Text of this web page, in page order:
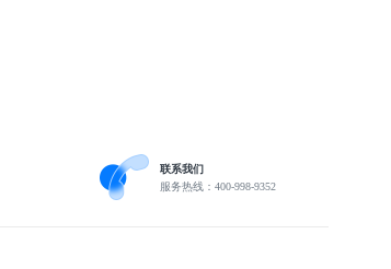
联系我们
服务热线：400-998-9352